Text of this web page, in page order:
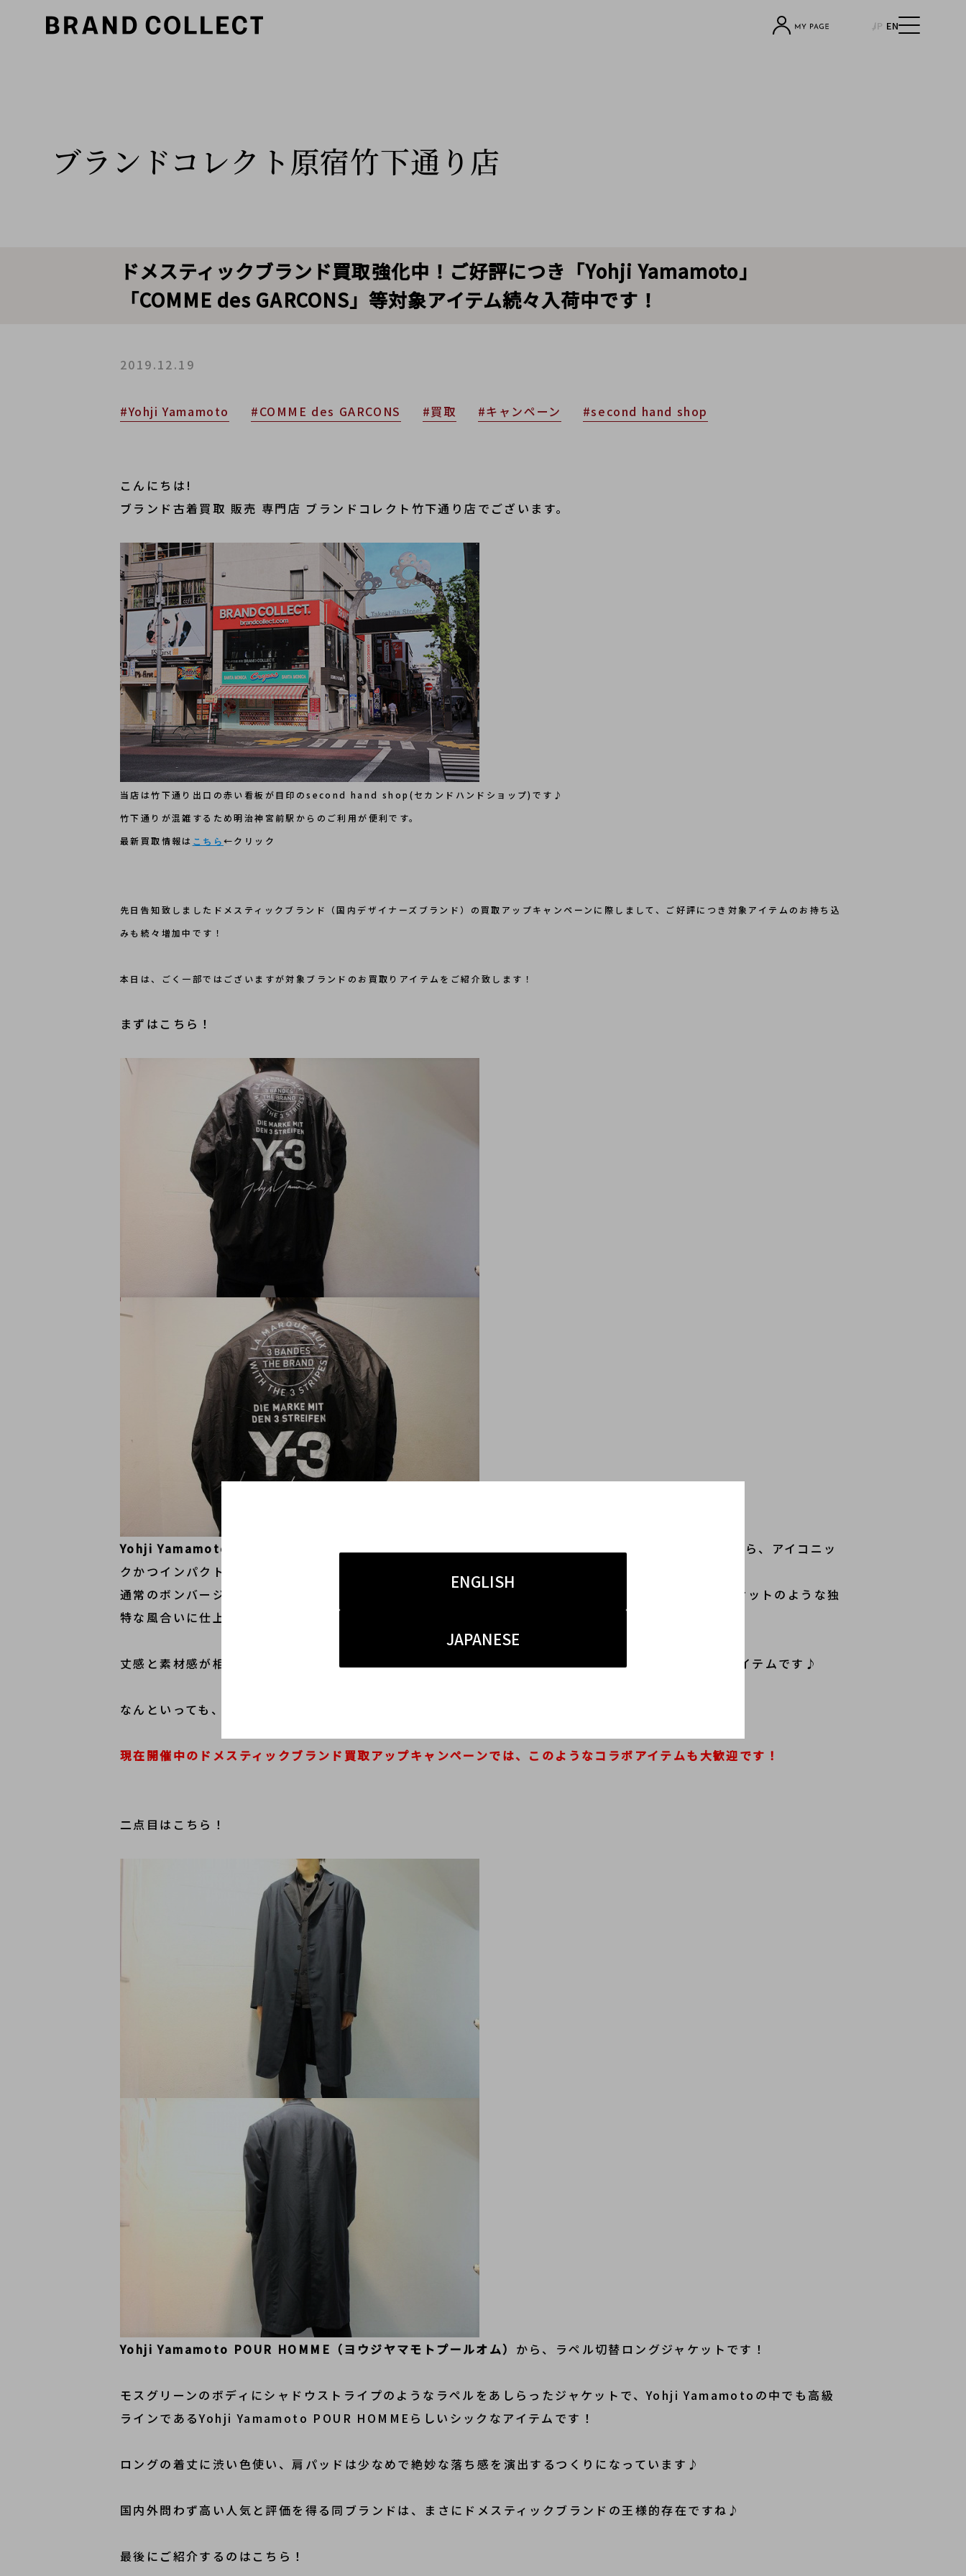
JP EN
ENGLISH
JAPANESE
ブランドコレクト原宿竹下通り店
ドメスティックブランド買取強化中！ご好評につき「Yohji Yamamoto」
「COMME des GARCONS」等対象アイテム続々入荷中です！
2019.12.19
#Yohji Yamamoto #COMME des GARCONS #買取 #キャンペーン #second hand shop
こんにちは!
ブランド古着買取 販売 専門店 ブランドコレクト竹下通り店でございます。
当店は竹下通り出口の赤い看板が目印のsecond hand shop(セカンドハンドショップ)です♪
竹下通りが混雑するため明治神宮前駅からのご利用が便利です。
最新買取情報は こちら←クリック
先日告知致しましたドメスティックブランド（国内デザイナーズブランド）の買取アップキャンペーンに際しまして、ご好評につき対象アイテムのお持ち込
みも続々増加中です！
本日は、ごく一部ではございますが対象ブランドのお買取りアイテムをご紹介致します！
まずはこちら！
Yohji Yamamoto（ヨウジヤマモト）×adidas（アディダス）のコラボライン「Y-3（ワイスリー）」
から、アイコニッ
クかつインパクト大なオーバーサイズボンバージャケットです！
通常のボンバージャケットやMA-1タイプのアイテムながら、着丈が長く作られ、素材感もペーパージャケットのような独
特な風合いに仕上がっています。
丈感と素材感が相まって、スポーツテイストにもモードファッションにも落とし込むことが可能な万能アイテムです♪
なんといっても、バックプリントのキャッチーさは同ブランドの欠かせない魅力ではないでしょうか！
現在開催中のドメスティックブランド買取アップキャンペーンでは、このようなコラボアイテムも大歓迎です！
二点目はこちら！
Yohji Yamamoto POUR HOMME（ヨウジヤマモトプールオム） から、ラペル切替ロングジャケットです！
モスグリーンのボディにシャドウストライプのようなラペルをあしらったジャケットで、Yohji Yamamotoの中でも高級
ラインであるYohji Yamamoto POUR HOMMEらしいシックなアイテムです！
ロングの着丈に渋い色使い、肩パッドは少なめで絶妙な落ち感を演出するつくりになっています♪
国内外問わず高い人気と評価を得る同ブランドは、まさにドメスティックブランドの王様的存在ですね♪
最後にご紹介するのはこちら！